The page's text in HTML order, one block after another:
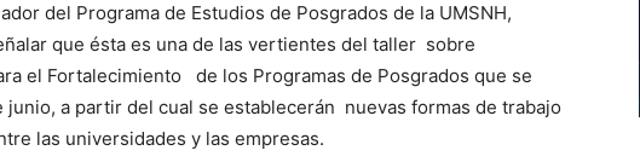
del Programa de Estudios de Posgrados de la UMSNH,
que ésta es una de las vertientes del taller sobre
el Fortalecimiento de los Programas de Posgrados que se
junio, a partir del cual se establecerán nuevas formas de trabajo
las universidades y las empresas.